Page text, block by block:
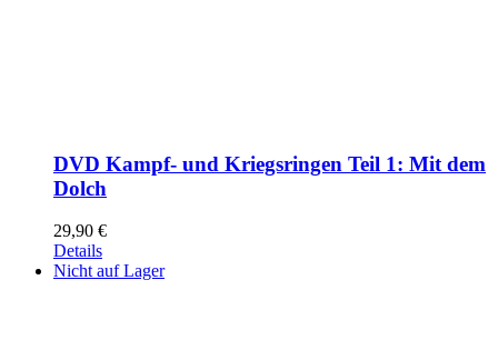
DVD Kampf- und Kriegsringen Teil 1: Mit dem
Dolch
29,90 €
Details
Nicht auf Lager